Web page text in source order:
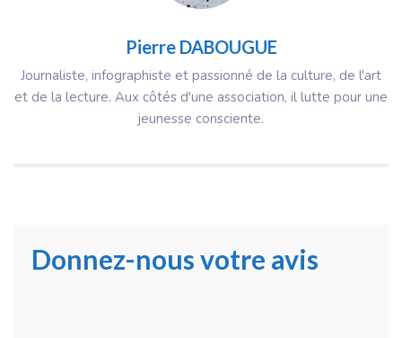
Pierre DABOUGUE
Journaliste, infographiste et passionné de la culture, de l'art
et de la lecture. Aux côtés d'une association, il lutte pour une
jeunesse consciente.
Donnez-nous votre avis